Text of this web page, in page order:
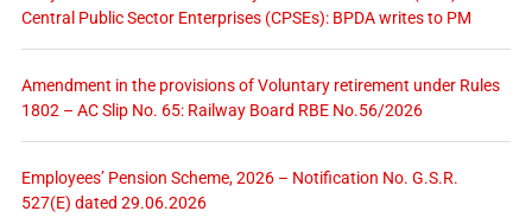
Central Public Sector Enterprises (CPSEs): BPDA writes to PM
Amendment in the provisions of Voluntary retirement under Rules
1802 – AC Slip No. 65: Railway Board RBE No.56/2026
Employees’ Pension Scheme, 2026 – Notification No. G.S.R.
527(E) dated 29.06.2026